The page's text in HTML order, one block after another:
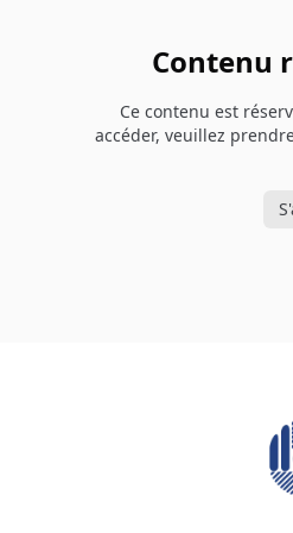
Contenu
Ce contenu est
accéder, veuillez